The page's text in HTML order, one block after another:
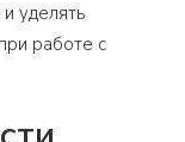
уделять
работе с